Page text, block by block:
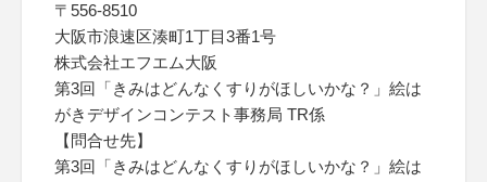
〒556-8510
大阪市浪速区湊町1丁目3番1号
株式会社エフエム大阪
第3回「きみはどんなくすりがほしいかな？」絵は
がきデザインコンテスト事務局 TR係
【問合せ先】
第3回「きみはどんなくすりがほしいかな？」絵は